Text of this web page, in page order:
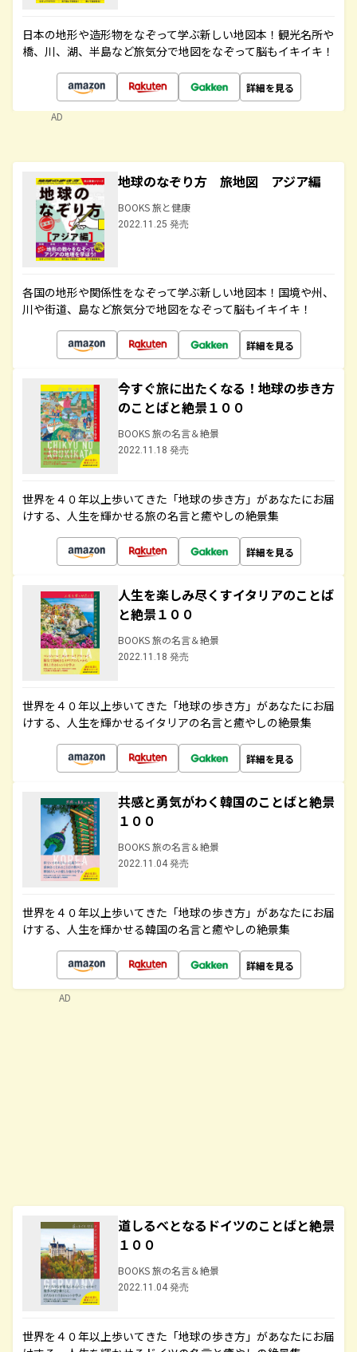
日本の地形や造形物をなぞって学ぶ新しい地図本！観光名所や
橋、川、湖、半島など旅気分で地図をなぞって脳もイキイキ！
詳細を見る
AD
地球のなぞり方 旅地図 アジア編
BOOKS 旅と健康
2022.11.25 発売
各国の地形や関係性をなぞって学ぶ新しい地図本！国境や州、
川や街道、島など旅気分で地図をなぞって脳もイキイキ！
詳細を見る
今すぐ旅に出たくなる！地球の歩き方
のことばと絶景１００
BOOKS 旅の名言＆絶景
2022.11.18 発売
世界を４０年以上歩いてきた「地球の歩き方」があなたにお届
けする、人生を輝かせる旅の名言と癒やしの絶景集
詳細を見る
人生を楽しみ尽くすイタリアのことば
と絶景１００
BOOKS 旅の名言＆絶景
2022.11.18 発売
世界を４０年以上歩いてきた「地球の歩き方」があなたにお届
けする、人生を輝かせるイタリアの名言と癒やしの絶景集
詳細を見る
共感と勇気がわく韓国のことばと絶景
１００
BOOKS 旅の名言＆絶景
2022.11.04 発売
世界を４０年以上歩いてきた「地球の歩き方」があなたにお届
けする、人生を輝かせる韓国の名言と癒やしの絶景集
詳細を見る
道しるべとなるドイツのことばと絶景
１００
BOOKS 旅の名言＆絶景
2022.11.04 発売
世界を４０年以上歩いてきた「地球の歩き方」があなたにお届
AD